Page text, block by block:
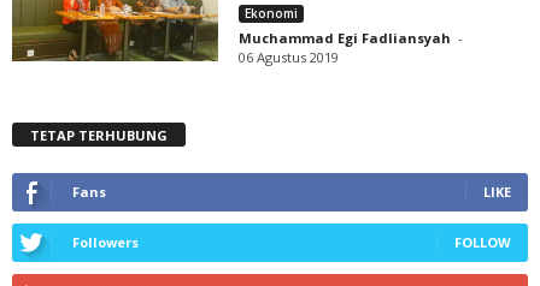
Ekonomi
Muchammad Egi Fadliansyah -
06 Agustus 2019
TETAP TERHUBUNG
Fans LIKE
Followers FOLLOW